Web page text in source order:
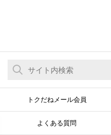
トクだねメール会員
よくある質問